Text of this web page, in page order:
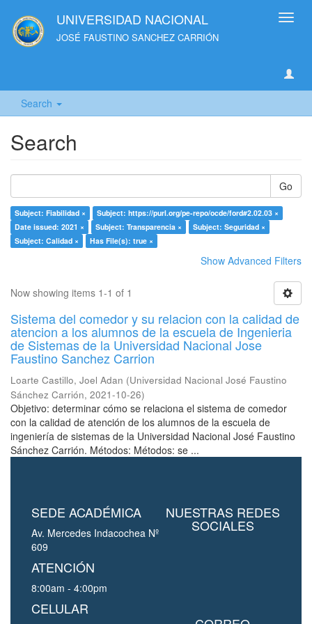
UNIVERSIDAD NACIONAL
JOSÉ FAUSTINO SANCHEZ CARRIÓN
Search
Search
Go
Subject: Fiabilidad ×
Subject: https://purl.org/pe-repo/ocde/ford#2.02.03 ×
Date issued: 2021 ×
Subject: Transparencia ×
Subject: Seguridad ×
Subject: Calidad ×
Has File(s): true ×
Show Advanced Filters
Now showing items 1-1 of 1
Sistema del comedor y su relacion con la calidad de
atencion a los alumnos de la escuela de Ingenieria
de Sistemas de la Universidad Nacional Jose
Faustino Sanchez Carrion
Loarte Castillo, Joel Adan (Universidad Nacional José Faustino
Sánchez Carrión, 2021-10-26)
Objetivo: determinar cómo se relaciona el sistema de comedor
con la calidad de atención de los alumnos de la escuela de
ingeniería de sistemas de la Universidad Nacional José Faustino
Sánchez Carrión. Métodos: Métodos: se ...
SEDE ACADÉMICA
Av. Mercedes Indacochea Nº
609
ATENCIÓN
8:00am - 4:00pm
CELULAR
NUESTRAS REDES
SOCIALES